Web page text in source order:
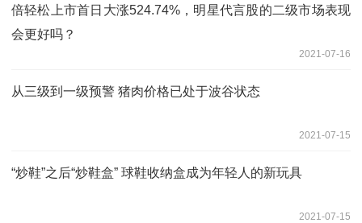
倍轻松上市首日大涨524.74%，明星代言股的二级市场表现
会更好吗？
2021-07-16
从三级到一级预警 猪肉价格已处于波谷状态
2021-07-15
“炒鞋”之后“炒鞋盒” 球鞋收纳盒成为年轻人的新玩具
2021-07-15